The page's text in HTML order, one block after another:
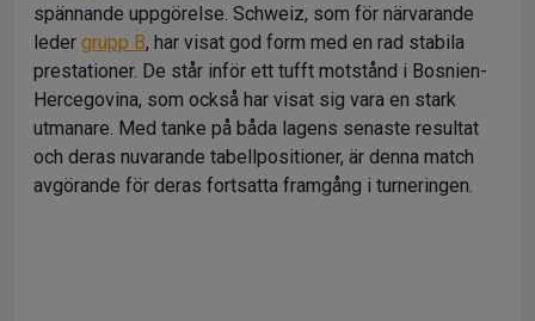
spännande uppgörelse. Schweiz, som för närvarande
leder grupp B, har visat god form med en rad stabila
prestationer. De står inför ett tufft motstånd i Bosnien-
Hercegovina, som också har visat sig vara en stark
utmanare. Med tanke på båda lagens senaste resultat
och deras nuvarande tabellpositioner, är denna match
avgörande för deras fortsatta framgång i turneringen.